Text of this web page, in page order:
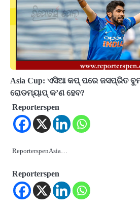
Asia Cup: ଏସିଆ କପ୍ ପରେ ଜସପ୍ରିତ
ରୋଡମ୍ୟାପ୍ କ’ଣ ହେବ?
Reporterspen
ReporterspenAsia…
Reporterspen